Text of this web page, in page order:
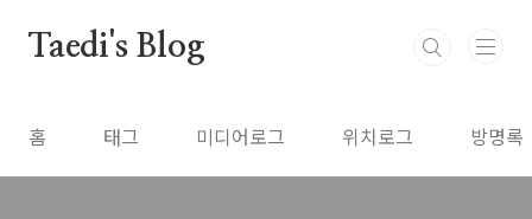
Taedi's Blog
홈 태그 미디어로그 위치로그 방명록